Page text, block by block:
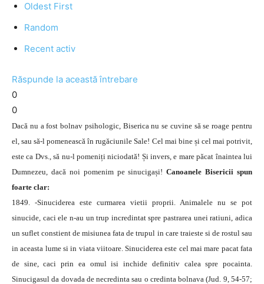
Oldest First
Random
Recent activ
Răspunde la această întrebare
0
0
Dacă nu a fost bolnav psihologic, Biserica nu se cuvine să se roage pentru
el, sau să-l pomenească în rugăciunile Sale! Cel mai bine și cel mai potrivit,
este ca Dvs., să nu-l pomeniți niciodată! Și invers, e mare păcat înaintea lui
Dumnezeu, dacă noi pomenim pe sinucigași!Canoanele Bisericii spun
foarte clar:
1849. -Sinuciderea este curmarea vietii proprii. Animalele nu se pot
sinucide, caci ele n-au un trup incredintat spre pastrarea unei ratiuni, adica
un suflet constient de misiunea fata de trupul in care traieste si de rostul sau
in aceasta lume si in viata viitoare. Sinuciderea este cel mai mare pacat fata
de sine, caci prin ea omul isi inchide definitiv calea spre pocainta.
Sinucigasul da dovada de necredinta sau o credinta bolnava (Jud. 9, 54-57;